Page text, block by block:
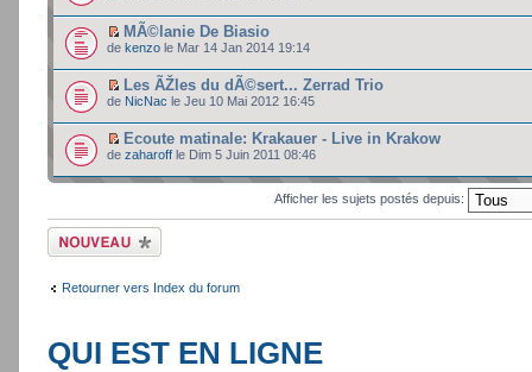
MÃ©lanie De Biasio
de kenzo le Mar 14 Jan 2014 19:14
Les ÃŽles du dÃ©sert... Zerrad Trio
de NicNac le Jeu 10 Mai 2012 16:45
Ecoute matinale: Krakauer - Live in Krakow
de zaharoff le Dim 5 Juin 2011 08:46
Afficher les sujets postés depuis:
Ecrire un nouveau
sujet
Retourner vers Index du forum
QUI EST EN LIGNE